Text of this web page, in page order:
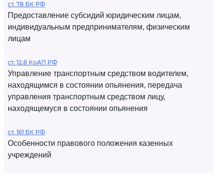
ст. 78 БК РФ
Предоставление субсидий юридическим лицам,
индивидуальным предпринимателям, физическим
лицам
ст. 12.8 КоАП РФ
Управление транспортным средством водителем,
находящимся в состоянии опьянения, передача
управления транспортным средством лицу,
находящемуся в состоянии опьянения
ст. 161 БК РФ
Особенности правового положения казенных
учреждений